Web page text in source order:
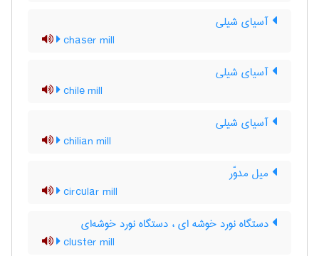
آسیای شیلی
chaser mill
آسیای شیلی
chile mill
آسیای شیلی
chilian mill
میل مدوّر
circular mill
دستگاه نورد خوشه ای ، دستگاه نورد خوشه‌ای
cluster mill